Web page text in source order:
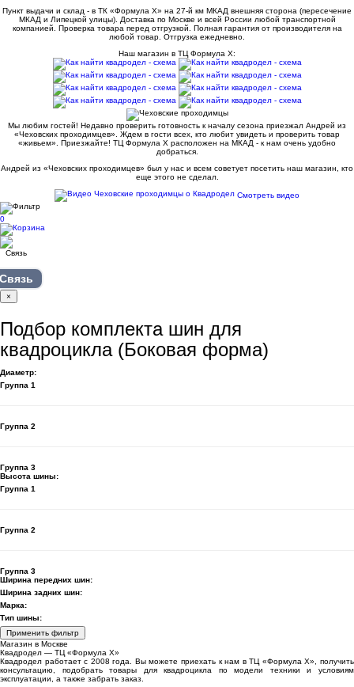
Пункт выдачи и склад - в ТК «Формула X» на 27-й км МКАД внешняя сторона (пересечение
МКАД и Липецкой улицы). Доставка по Москве и всей России любой транспортной
компанией. Проверка товара перед отгрузкой. Полная гарантия от производителя на
любой товар. Отгрузка ежедневно.
Наш магазин в ТЦ Формула Х:
Мы любим гостей! Недавно проверить готовность к началу сезона приезжал Андрей из
«Чеховских проходимцев». Ждем в гости всех, кто любит увидеть и проверить товар
«живьем». Приезжайте! ТЦ Формула Х расположен на МКАД - к нам очень удобно
добраться.
Андрей из «Чеховских проходимцев» был у нас и всем советует посетить наш магазин, кто
еще этого не сделал.
Смотреть видео
0
×
Подбор комплекта шин для
квадроцикла (Боковая форма)
Диаметр:
Группа 1
Группа 2
Группа 3
Высота шины:
Группа 1
Группа 2
Группа 3
Ширина передних шин:
Ширина задних шин:
Марка:
Тип шины:
Применить фильтр
Магазин в Москве
Квадродел — ТЦ «Формула Х»
Квадродел работает с 2008 года. Вы можете приехать к нам в ТЦ «Формула Х», получить
консультацию, подобрать товары для квадроцикла по модели техники и условиям
эксплуатации, а также забрать заказ.